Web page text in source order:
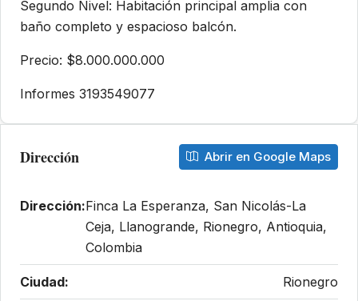
Segundo Nivel: Habitación principal amplia con
baño completo y espacioso balcón.
Precio: $8.000.000.000
Informes 3193549077
Dirección Abrir en Google Maps
Dirección:Finca La Esperanza, San Nicolás-La
Ceja, Llanogrande, Rionegro, Antioquia,
Colombia
Ciudad: Rionegro